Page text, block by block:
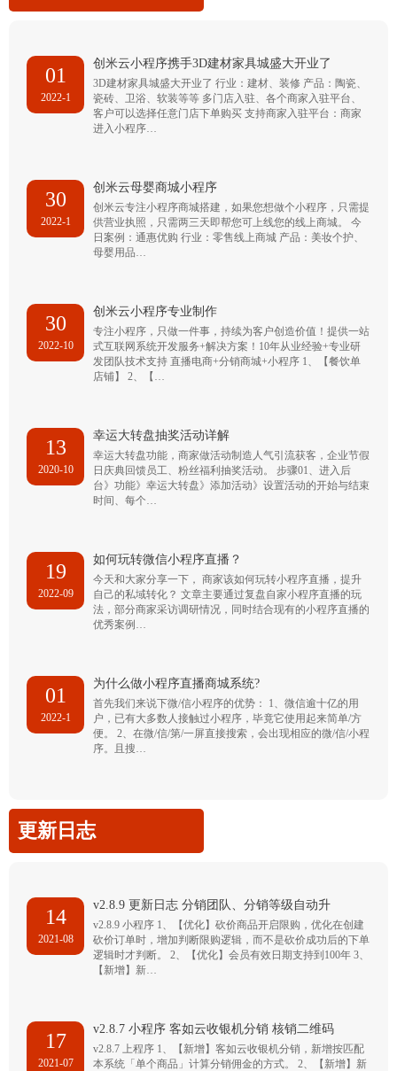
01
2022-1
创米云小程序携手3D建材家具城盛大开业了
3D建材家具城盛大开业了 行业：建材、装修 产品：陶瓷、
瓷砖、卫浴、软装等等 多门店入驻、各个商家入驻平台、
客户可以选择任意门店下单购买 支持商家入驻平台：商家
进入小程序…
30
2022-1
创米云母婴商城小程序
创米云专注小程序商城搭建，如果您想做个小程序，只需提
供营业执照，只需两三天即帮您可上线您的线上商城。 今
日案例：通惠优购 行业：零售线上商城 产品：美妆个护、
母婴用品…
30
2022-10
创米云小程序专业制作
专注小程序，只做一件事，持续为客户创造价值！提供一站
式互联网系统开发服务+解决方案！10年从业经验+专业研
发团队技术支持 直播电商+分销商城+小程序 1、【餐饮单
店铺】 2、【…
13
2020-10
幸运大转盘抽奖活动详解
幸运大转盘功能，商家做活动制造人气引流获客，企业节假
日庆典回馈员工、粉丝福利抽奖活动。 步骤01、进入后
台》功能》幸运大转盘》添加活动》设置活动的开始与结束
时间、每个…
19
2022-09
如何玩转微信小程序直播？
今天和大家分享一下， 商家该如何玩转小程序直播，提升
自己的私域转化？ 文章主要通过复盘自家小程序直播的玩
法，部分商家采访调研情况，同时结合现有的小程序直播的
优秀案例…
01
2022-1
为什么做小程序直播商城系统?
首先我们来说下微/信小程序的优势： 1、微信逾十亿的用
户，已有大多数人接触过小程序，毕竟它使用起来简单/方
便。 2、在微/信/第/一屏直接搜索，会出现相应的微/信/小程
序。且搜…
更新日志
14
2021-08
v2.8.9 更新日志 分销团队、分销等级自动升
v2.8.9 小程序 1、【优化】砍价商品开启限购，优化在创建
砍价订单时，增加判断限购逻辑，而不是砍价成功后的下单
逻辑时才判断。 2、【优化】会员有效日期支持到100年 3、
【新增】新…
17
2021-07
v2.8.7 小程序 客如云收银机分销 核销二维码
v2.8.7 上程序 1、【新增】客如云收银机分销，新增按匹配
本系统「单个商品」计算分销佣金的方式。 2、【新增】新